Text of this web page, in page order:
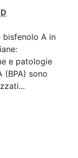
A in
e patologie
(BPA) sono